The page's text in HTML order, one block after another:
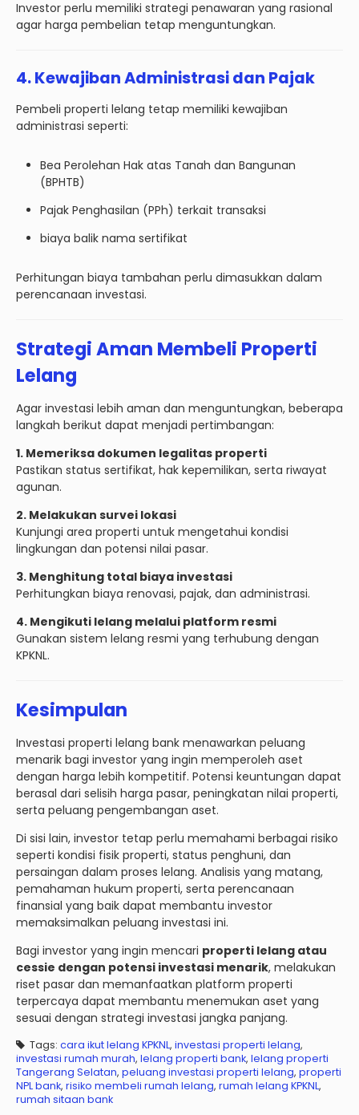
Investor perlu memiliki strategi penawaran yang rasional
agar harga pembelian tetap menguntungkan.
4. Kewajiban Administrasi dan Pajak
Pembeli properti lelang tetap memiliki kewajiban
administrasi seperti:
Bea Perolehan Hak atas Tanah dan Bangunan
(BPHTB)
Pajak Penghasilan (PPh) terkait transaksi
biaya balik nama sertifikat
Perhitungan biaya tambahan perlu dimasukkan dalam
perencanaan investasi.
Strategi Aman Membeli Properti
Lelang
Agar investasi lebih aman dan menguntungkan, beberapa
langkah berikut dapat menjadi pertimbangan:
1. Memeriksa dokumen legalitas properti
Pastikan status sertifikat, hak kepemilikan, serta riwayat
agunan.
2. Melakukan survei lokasi
Kunjungi area properti untuk mengetahui kondisi
lingkungan dan potensi nilai pasar.
3. Menghitung total biaya investasi
Perhitungkan biaya renovasi, pajak, dan administrasi.
4. Mengikuti lelang melalui platform resmi
Gunakan sistem lelang resmi yang terhubung dengan
KPKNL.
Kesimpulan
Investasi properti lelang bank menawarkan peluang
menarik bagi investor yang ingin memperoleh aset
dengan harga lebih kompetitif. Potensi keuntungan dapat
berasal dari selisih harga pasar, peningkatan nilai properti,
serta peluang pengembangan aset.
Di sisi lain, investor tetap perlu memahami berbagai risiko
seperti kondisi fisik properti, status penghuni, dan
persaingan dalam proses lelang. Analisis yang matang,
pemahaman hukum properti, serta perencanaan
finansial yang baik dapat membantu investor
memaksimalkan peluang investasi ini.
Bagi investor yang ingin mencari properti lelang atau
cessie dengan potensi investasi menarik, melakukan
riset pasar dan memanfaatkan platform properti
terpercaya dapat membantu menemukan aset yang
sesuai dengan strategi investasi jangka panjang.
Tags: cara ikut lelang KPKNL, investasi properti lelang,
investasi rumah murah, lelang properti bank, lelang properti
Tangerang Selatan, peluang investasi properti lelang, properti
NPL bank, risiko membeli rumah lelang, rumah lelang KPKNL,
rumah sitaan bank